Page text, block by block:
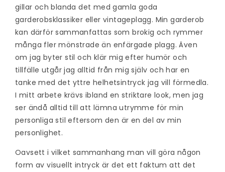
gillar och blanda det med gamla goda
garderobsklassiker eller vintageplagg. Min garderob
kan därför sammanfattas som brokig och rymmer
många fler mönstrade än enfärgade plagg. Även
om jag byter stil och klär mig efter humör och
tillfälle utgår jag alltid från mig själv och har en
tanke med det yttre helhetsintryck jag vill förmedla.
I mitt arbete krävs ibland en striktare look, men jag
ser ändå alltid till att lämna utrymme för min
personliga stil eftersom den är en del av min
personlighet.
Oavsett i vilket sammanhang man vill göra någon
form av visuellt intryck är det ett faktum att det